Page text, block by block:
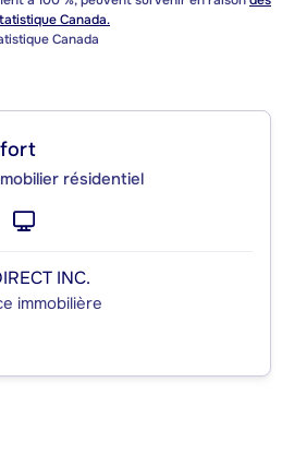
Canada.
Canada
résidentiel
INC.
immobilière